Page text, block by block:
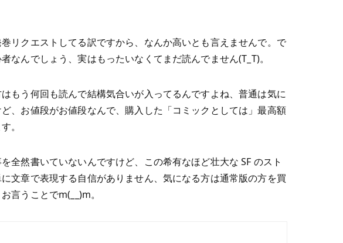
リクエストしてる訳ですから、なんか高いとも言えませんで。で
なんでしょう、実はもったいなくてまだ読んでません(T_T)。
もう何回も読んで結構気合いが入ってるんですよね、普通は気に
、お値段がお値段なんで、購入した「コミックとしては」最高額
。
全然書いていないんですけど、この希有なほど壮大な SF のスト
文章で表現する自信がありません、気になる方は通常版の方を買
言うことでm(__)m。